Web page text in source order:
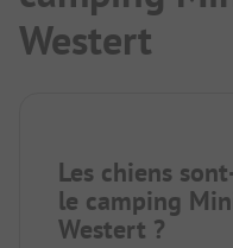
Westert
Les chiens
le camping
Westert ?